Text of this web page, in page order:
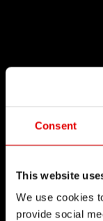
Consent
This website
We use cookies
provide social